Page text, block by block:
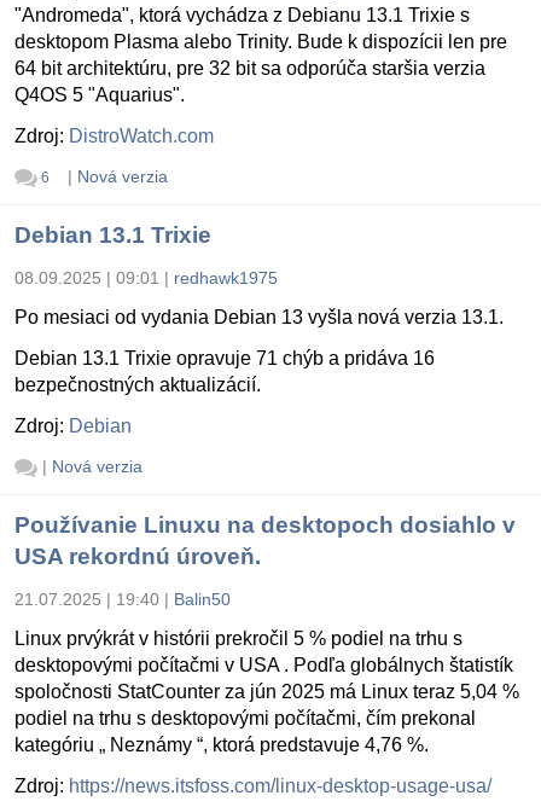
"Andromeda", ktorá vychádza z Debianu 13.1 Trixie s
desktopom Plasma alebo Trinity. Bude k dispozícii len pre
64 bit architektúru, pre 32 bit sa odporúča staršia verzia
Q4OS 5 "Aquarius".
Zdroj: DistroWatch.com
6 | Nová verzia
Debian 13.1 Trixie
08.09.2025 | 09:01 | redhawk1975
Po mesiaci od vydania Debian 13 vyšla nová verzia 13.1.
Debian 13.1 Trixie opravuje 71 chýb a pridáva 16
bezpečnostných aktualizácií.
Zdroj: Debian
| Nová verzia
Používanie Linuxu na desktopoch dosiahlo v
USA rekordnú úroveň.
21.07.2025 | 19:40 | Balin50
Linux prvýkrát v histórii prekročil 5 % podiel na trhu s
desktopovými počítačmi v USA . Podľa globálnych štatistík
spoločnosti StatCounter za jún 2025 má Linux teraz 5,04 %
podiel na trhu s desktopovými počítačmi, čím prekonal
kategóriu „ Neznámy “, ktorá predstavuje 4,76 %.
Zdroj: https://news.itsfoss.com/linux-desktop-usage-usa/